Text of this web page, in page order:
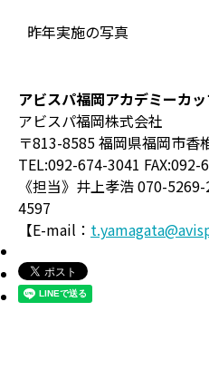
昨年実施の写真
アビスパ福岡アカデミーカ
アビスパ福岡株式会社
〒813-8585 福岡県福岡市香
TEL:092-674-3041 FAX:092-
《担当》井上孝浩 070-
4597
【E-mail：